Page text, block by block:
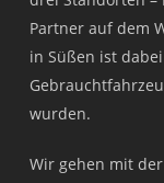
Partner auf dem
in Süßen ist
wurden.
Wir gehen mit